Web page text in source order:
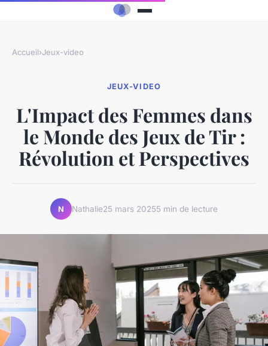
Accueil›Jeux-video
JEUX-VIDEO
L'Impact des Femmes dans
le Monde des Jeux de Tir :
Révolution et Perspectives
N Nathalie25 mars 20255 min de lecture